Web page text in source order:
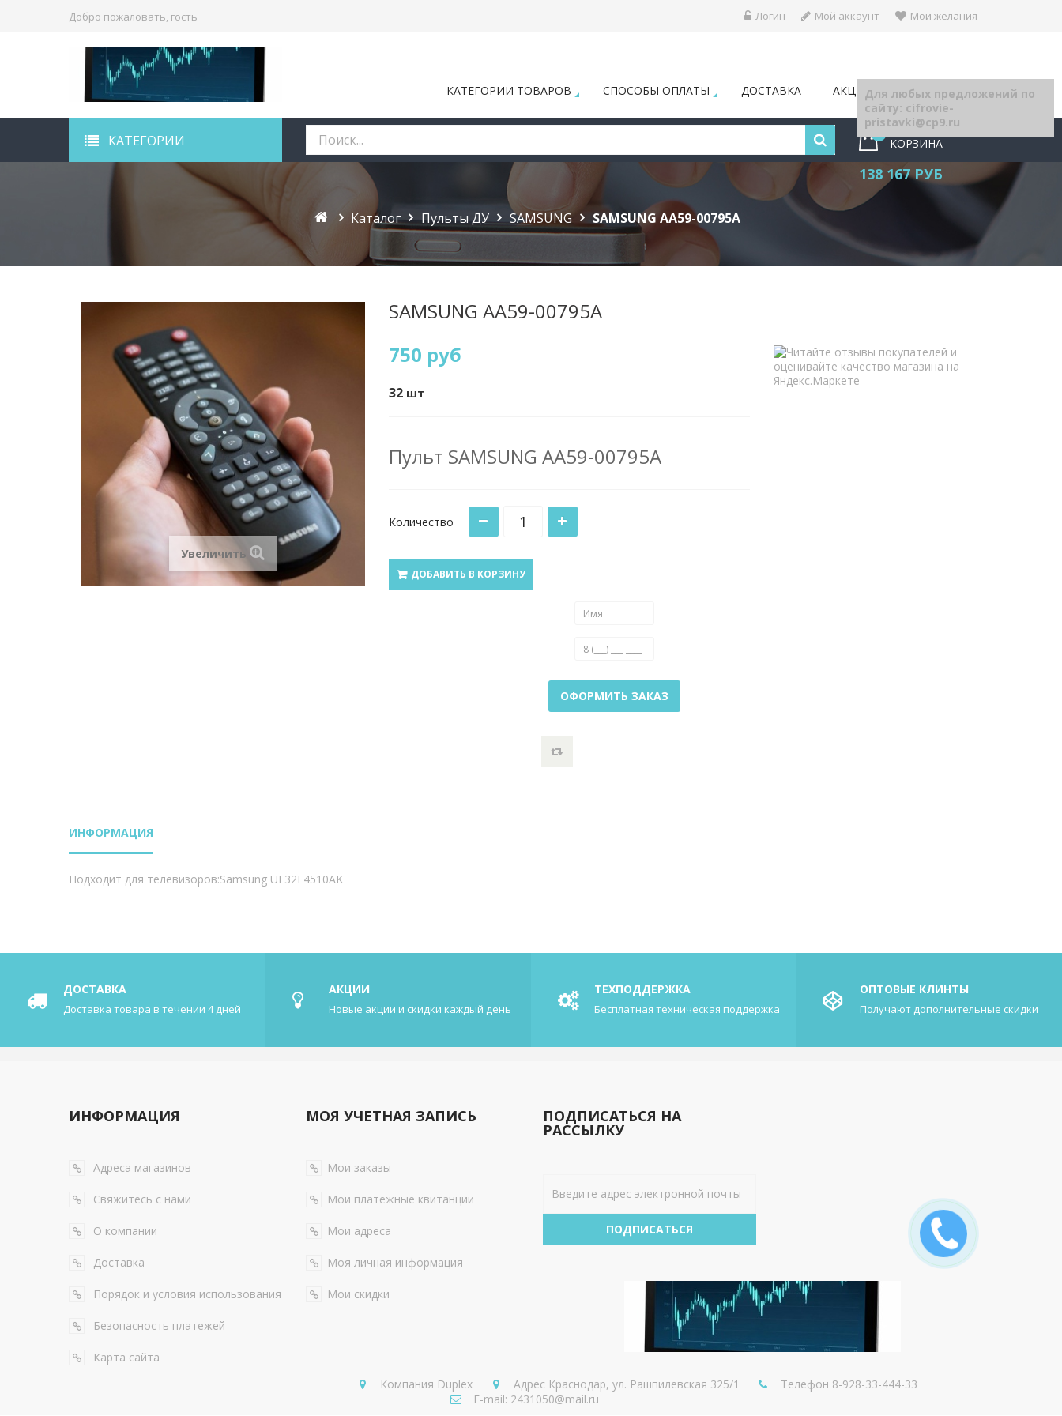
Добро пожаловать, гость Логин Мой аккаунт Мои желания
КАТЕГОРИИ ТОВАРОВ СПОСОБЫ ОПЛАТЫ ДОСТАВКА АКЦИИ БЛОГ
КАТЕГОРИИ КОРЗИНА
138 167 РУБ
Каталог Пульты ДУ SAMSUNG SAMSUNG AA59-00795A
Увеличить
SAMSUNG AA59-00795A
750 руб
32 шт
Пульт SAMSUNG AA59-00795A
Количество
ДОБАВИТЬ В КОРЗИНУ
ОФОРМИТЬ ЗАКАЗ
ИНФОРМАЦИЯ
Подходит для телевизоров:Samsung UE32F4510AK
ДОСТАВКА
Доставка товара в течении 4 дней
АКЦИИ
Новые акции и скидки каждый день
ТЕХПОДДЕРЖКА
Бесплатная техническая поддержка
ОПТОВЫЕ КЛИНТЫ
Получают дополнительные скидки
ИНФОРМАЦИЯ
Адреса магазинов
Свяжитесь с нами
О компании
Доставка
Порядок и условия использования
Безопасность платежей
Карта сайта
МОЯ УЧЕТНАЯ ЗАПИСЬ
Мои заказы
Мои платёжные квитанции
Мои адреса
Моя личная информация
Мои скидки
ПОДПИСАТЬСЯ НА
РАССЫЛКУ
ПОДПИСАТЬСЯ
Компания Duplex Адрес Краснодар, ул. Рашпилевская 325/1 Телефон 8-928-33-444-33
E-mail: 2431050@mail.ru
Для любых предложений по
сайту: cifrovie-
pristavki@cp9.ru